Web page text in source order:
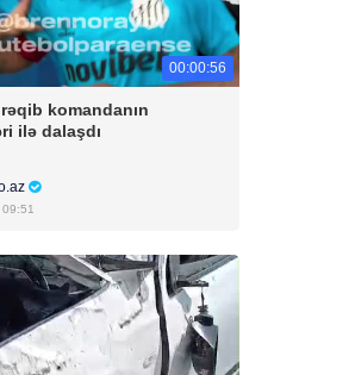
00:00:56
komandanın
ilə dalaşdı